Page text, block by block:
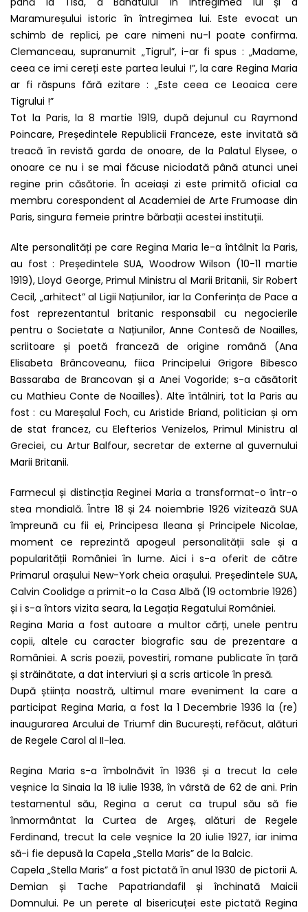
Maramureșului istoric în întregimea lui. Este evocat un
schimb de replici, pe care nimeni nu-l poate confirma.
Clemanceau, supranumit „Tigrul”, i-ar fi spus : „Madame,
ceea ce imi cereți este partea leului !”, la care Regina Maria
ar fi răspuns fără ezitare : „Este ceea ce Leoaica cere
Tigrului !”
Tot la Paris, la 8 martie 1919, după dejunul cu Raymond
Poincare, Președintele Republicii Franceze, este invitată să
treacă în revistă garda de onoare, de la Palatul Elysee, o
onoare ce nu i se mai făcuse niciodată până atunci unei
regine prin căsătorie. În aceiași zi este primită oficial ca
membru corespondent al Academiei de Arte Frumoase din
Paris, singura femeie printre bărbații acestei instituții.
Alte personalități pe care Regina Maria le-a întâlnit la Paris,
au fost : Președintele SUA, Woodrow Wilson (10-11 martie
1919), Lloyd George, Primul Ministru al Marii Britanii, Sir Robert
Cecil, „arhitect” al Ligii Națiunilor, iar la Conferința de Pace a
fost reprezentantul britanic responsabil cu negocierile
pentru o Societate a Națiunilor, Anne Contesă de Noailles,
scriitoare și poetă franceză de origine română (Ana
Elisabeta Brâncoveanu, fiica Principelui Grigore Bibesco
Bassaraba de Brancovan și a Anei Vogoride; s-a căsătorit
cu Mathieu Conte de Noailles). Alte întâlniri, tot la Paris au
fost : cu Mareșalul Foch, cu Aristide Briand, politician și om
de stat francez, cu Elefterios Venizelos, Primul Ministru al
Greciei, cu Artur Balfour, secretar de externe al guvernului
Marii Britanii.
Farmecul și distincția Reginei Maria a transformat-o într-o
stea mondială. Între 18 și 24 noiembrie 1926 vizitează SUA
împreună cu fii ei, Principesa Ileana și Principele Nicolae,
moment ce reprezintă apogeul personalității sale și a
popularității României în lume. Aici i s-a oferit de către
Primarul orașului New-York cheia orașului. Președintele SUA,
Calvin Coolidge a primit-o la Casa Albă (19 octombrie 1926)
și i s-a întors vizita seara, la Legația Regatului României.
Regina Maria a fost autoare a multor cărți, unele pentru
copii, altele cu caracter biografic sau de prezentare a
României. A scris poezii, povestiri, romane publicate în țară
și străinătate, a dat interviuri și a scris articole în presă.
După știința noastră, ultimul mare eveniment la care a
participat Regina Maria, a fost la 1 Decembrie 1936 la (re)
inaugurarea Arcului de Triumf din București, refăcut, alături
de Regele Carol al II-lea.
Regina Maria s-a îmbolnăvit în 1936 și a trecut la cele
veșnice la Sinaia la 18 iulie 1938, în vârstă de 62 de ani. Prin
testamentul său, Regina a cerut ca trupul său să fie
înmormântat la Curtea de Argeș, alături de Regele
Ferdinand, trecut la cele veșnice la 20 iulie 1927, iar inima
să-i fie depusă la Capela „Stella Maris” de la Balcic.
Capela „Stella Maris” a fost pictată în anul 1930 de pictorii A.
Demian și Tache Papatriandafil și închinată Maicii
Domnului. Pe un perete al bisericuței este pictată Regina